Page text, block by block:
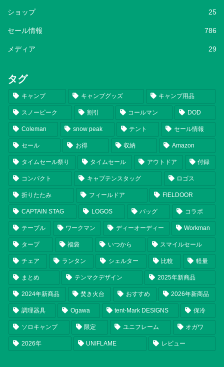
ショップ 25
セール情報 786
メディア 29
タグ
キャンプ キャンプグッズ キャンプ用品
スノーピーク 割引 コールマン DOD
Coleman snow peak テント セール情報
セール お得 収納 Amazon
タイムセール祭り タイムセール アウトドア 付録
コンパクト キャプテンスタッグ ロゴス
折りたたみ フィールドア FIELDOOR
CAPTAIN STAG LOGOS バッグ コラボ
テーブル ワークマン ディーオーディー Workman
タープ 福袋 いつから スマイルセール
チェア ランタン シェルター 比較 軽量
まとめ テンマクデザイン 2025年新商品
2024年新商品 焚き火台 おすすめ 2026年新商品
調理器具 Ogawa tent-Mark DESIGNS 保冷
ソロキャンプ 限定 ユニフレーム オガワ
2026年 UNIFLAME レビュー